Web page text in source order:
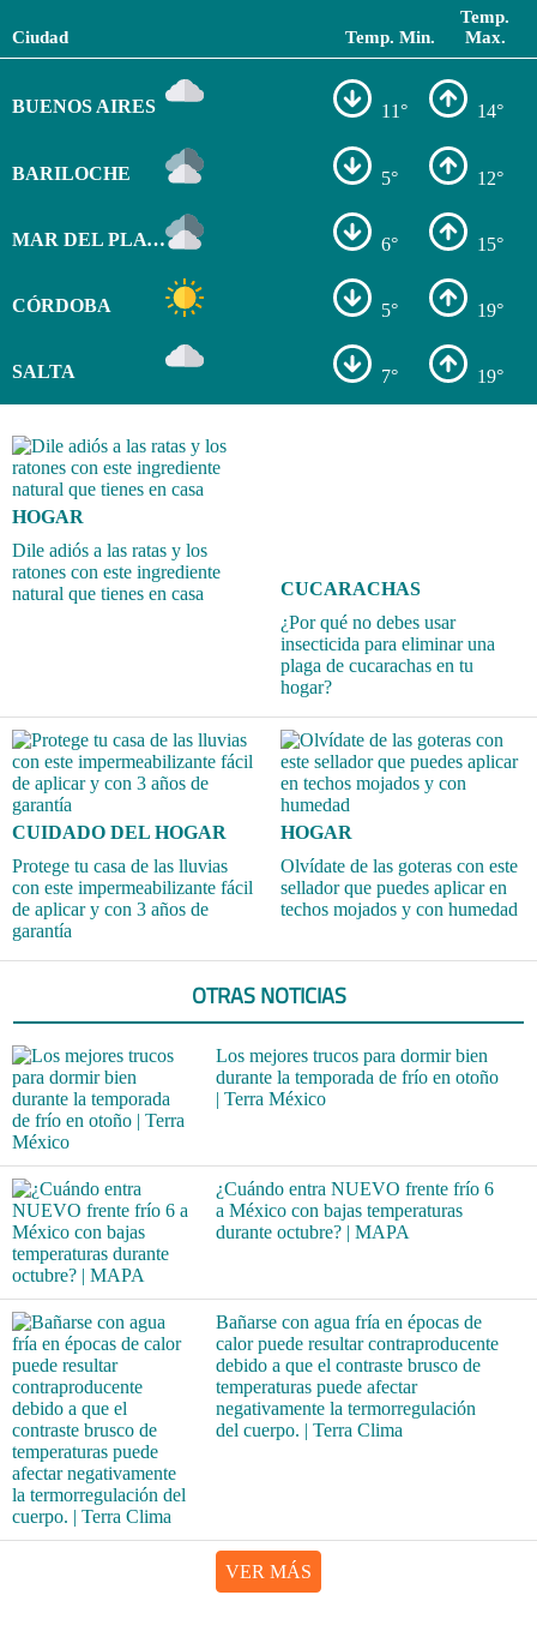
Ciudad Temp. Min.
Temp.
Max.
BUENOS AIRES 11° 14°
BARILOCHE 5° 12°
MAR DEL PLATA 6° 15°
CÓRDOBA 5° 19°
SALTA 7° 19°
HOGAR
Dile adiós a las ratas y los
ratones con este ingrediente
natural que tienes en casa
CUCARACHAS
¿Por qué no debes usar
insecticida para eliminar una
plaga de cucarachas en tu
hogar?
CUIDADO DEL HOGAR
Protege tu casa de las lluvias
con este impermeabilizante fácil
de aplicar y con 3 años de
garantía
HOGAR
Olvídate de las goteras con este
sellador que puedes aplicar en
techos mojados y con humedad
OTRAS NOTICIAS
Los mejores trucos para dormir bien
durante la temporada de frío en otoño
| Terra México
¿Cuándo entra NUEVO frente frío 6
a México con bajas temperaturas
durante octubre? | MAPA
Bañarse con agua fría en épocas de
calor puede resultar contraproducente
debido a que el contraste brusco de
temperaturas puede afectar
negativamente la termorregulación
del cuerpo. | Terra Clima
VER MÁS